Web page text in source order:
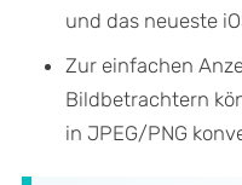
und das neueste
Zur einfachen
Bildbetrachtern
in JPEG/PNG